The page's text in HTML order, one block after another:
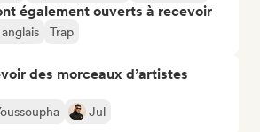
également ouverts à recevoir
Trap
des morceaux d’artistes
Jul